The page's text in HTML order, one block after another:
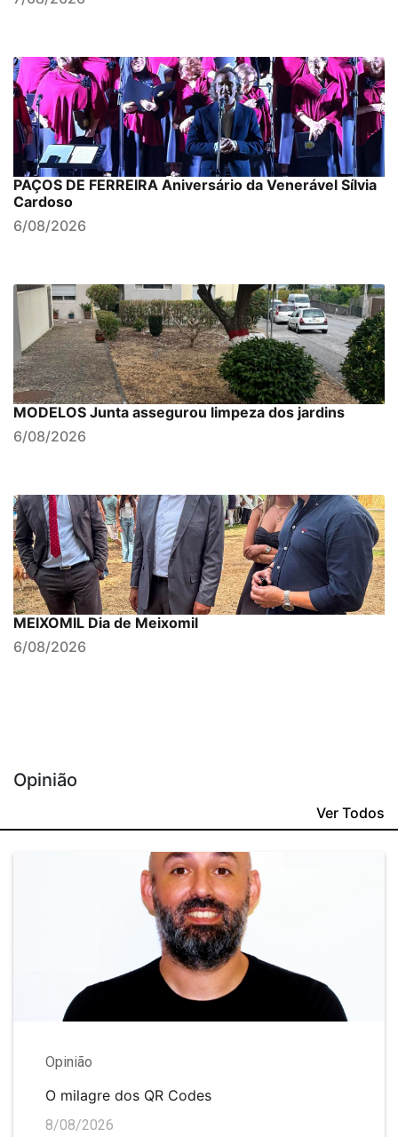
PAÇOS DE FERREIRA Aniversário da Venerável Sílvia
Cardoso
6/08/2026
MODELOS Junta assegurou limpeza dos jardins
6/08/2026
MEIXOMIL Dia de Meixomil
6/08/2026
Opinião
Ver Todos
Opinião
O milagre dos QR Codes
8/08/2026